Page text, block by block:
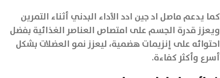
كما يدعم ماصل اد جين ادد الأداء البدني أثناء التمرين
ويعزز قدرة الجسم على امتصاص العناصر الغذائية بفضل
احتوائه على إنزيمات هضمية، ليعزز نمو العضلات بشكل
أسرع وأكثر كفاءة.